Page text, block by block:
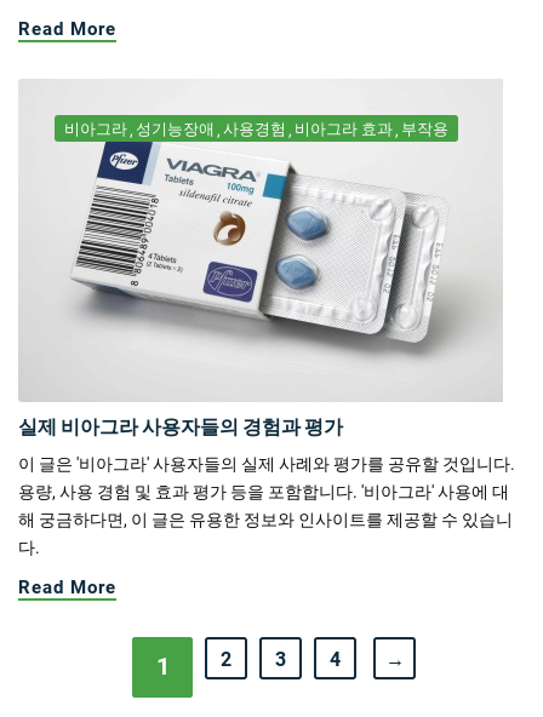
Read More
비아그라 성기능장애 사용경험 비아그라 효과 부작용
실제 비아그라 사용자들의 경험과 평가
이 글은 '비아그라' 사용자들의 실제 사례와 평가를 공유할 것입니다.
용량, 사용 경험 및 효과 평가 등을 포함합니다. '비아그라' 사용에 대
해 궁금하다면, 이 글은 유용한 정보와 인사이트를 제공할 수 있습니
다.
Read More
1 2 3 4 →